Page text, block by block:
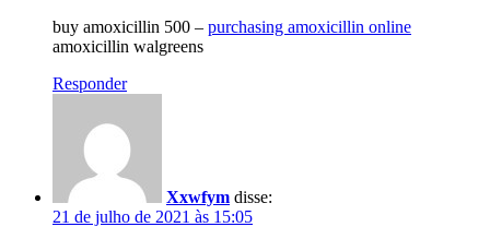
buy amoxicillin 500 – purchasing amoxicillin online
amoxicillin walgreens
Responder
Xxwfym disse:
21 de julho de 2021 às 15:05